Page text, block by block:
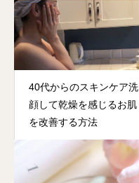
40代からのスキンケア洗
顔して乾燥を感じるお肌
を改善する方法